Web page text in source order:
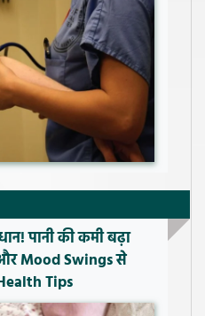
पानी की कमी बढ़ा
Mood Swings से
Tips